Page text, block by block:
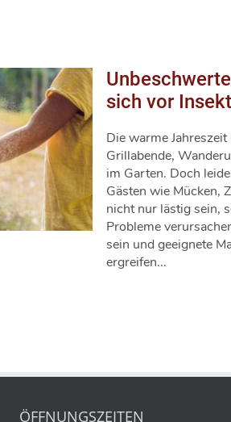
sich vor
Die warme
Grillabende,
im Garten. Doch
Gästen wie Mücken,
nicht nur lästig sein,
Probleme
sein und geeignete
ergreifen...
ÖFFNUNGSZEITEN